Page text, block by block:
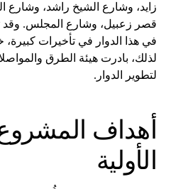
زايد، وشارع الشيخ راشد، وشارع
قصر زعبيل، وشارع المجلس. وقد
في هذا الدوار في تأخيرات
لذلك، بادرت هيئة الطرق
لتطوير الدوار.
أهداف المشروع
الأولية